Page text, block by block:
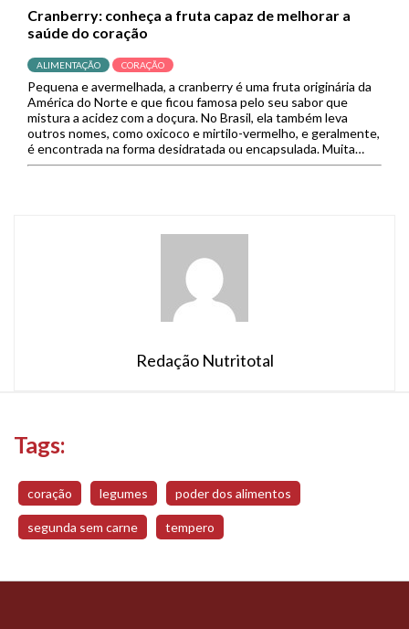
Cranberry: conheça a fruta capaz de melhorar a
saúde do coração
ALIMENTAÇÃO CORAÇÃO
Pequena e avermelhada, a cranberry é uma fruta originária da
América do Norte e que ficou famosa pelo seu sabor que
mistura a acidez com a doçura. No Brasil, ela também leva
outros nomes, como oxicoco e mirtilo-vermelho, e geralmente,
é encontrada na forma desidratada ou encapsulada. Muita
gente associa os benefícios dessa frutinha com […]
Redação Nutritotal
Tags:
coração legumes poder dos alimentos
segunda sem carne tempero